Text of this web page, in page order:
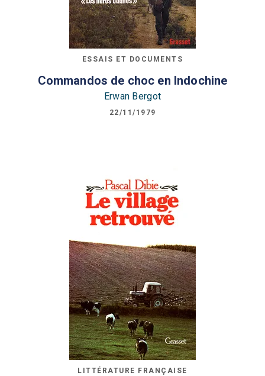
ESSAIS ET DOCUMENTS
Commandos de choc en Indochine
Erwan Bergot
22/11/1979
LITTÉRATURE FRANÇAISE